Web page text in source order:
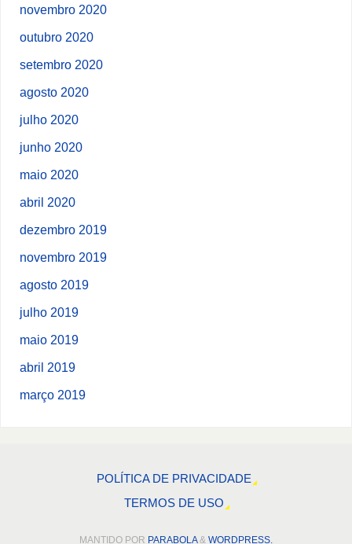
novembro 2020
outubro 2020
setembro 2020
agosto 2020
julho 2020
junho 2020
maio 2020
abril 2020
dezembro 2019
novembro 2019
agosto 2019
julho 2019
maio 2019
abril 2019
março 2019
POLÍTICA DE PRIVACIDADE
TERMOS DE USO
MANTIDO POR PARABOLA& WORDPRESS.